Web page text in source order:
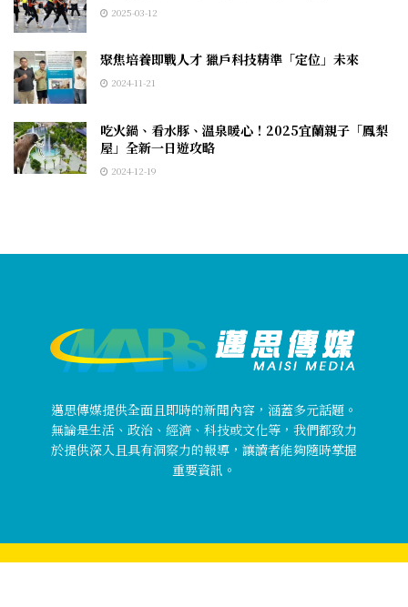
2025-03-12
聚焦培養即戰人才 獵戶科技精準「定位」未來
2024-11-21
吃火鍋、看水豚、溫泉暖心！2025宜蘭親子「鳳梨
屋」全新一日遊攻略
2024-12-19
邁思傳媒提供全面且即時的新聞內容，涵蓋多元話題。
無論是生活、政治、經濟、科技或文化等，我們都致力
於提供深入且具有洞察力的報導，讓讀者能夠隨時掌握
重要資訊。